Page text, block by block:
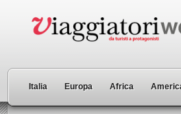
Italia Europa Africa